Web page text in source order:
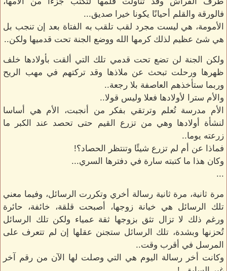
فالورقة والقلم أحيانًا يكونا خيرا صديق...
الأمومة، هي ليست مجرد لقب تلقب به الفتاة بعد إن تنجب بل
هي شئ عظيم لذلك كرمها الله ووضع الجنة تحت قدميها ولكن..
ولكن الجنة لن تضع تحت قدمي تلك التي ألقت بأولادها خلف
ظهرها ورحلت تبحث عن ملاذها وقد تركتهم في مهب الريح
وربما ستأخذهم العاصفة بلا رجعة..
والأم سترا لأولادها فعلا وليس قولا..
الأم مدرسة تُعلم وترتقي بفكر من أنجبت، الأم هي أساسا
لنشأة أولادها وهي من تزرع القيم حتى تحصد عند الكبر ما
زرعته يوما..
فماذا عن أم لم تزرع شيئًا وتنتظر الحصاد؟!
وكان هذا ما كتبته سارة في دفترها السري...
...
مرة ثانية، مرة ثانية رسالة أخري وتكررت الرسائل، وفيما معني
تلك الرسائل هي خيانة زوجها، أصبحت قلقة، خائفة، حائرة
ورغم ذلك لا تزال تثق بزوجها ثقة عمياء ولكن تلك الرسائل
تُحزنها وبشدة، تلك الرسائل ستجنن عقلها إن لم تتعرف على
المرسل في أقرب وقت..
وكانت أخر رسالة اليوم هي التي وصلت لها الآن من رقم آخر